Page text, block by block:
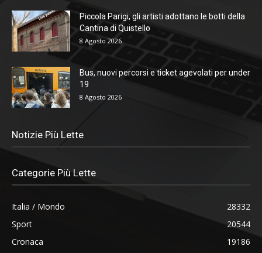
Piccola Parigi, gli artisti adottano le botti della
Cantina di Quistello
8 Agosto 2026
Bus, nuovi percorsi e ticket agevolati per under
19
8 Agosto 2026
Notizie Più Lette
Categorie Più Lette
Italia / Mondo
28332
Sport
20544
Cronaca
19186